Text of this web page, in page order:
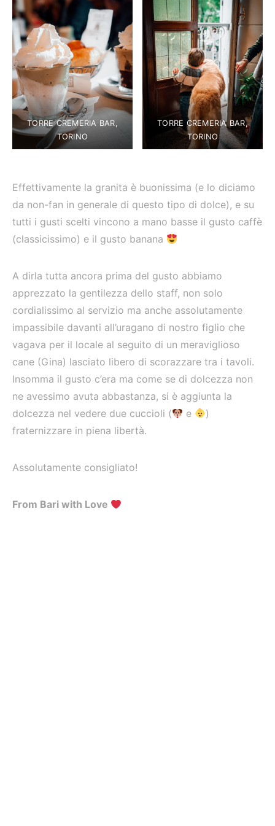
TORRE CREMERIA BAR,
TORINO
TORRE CREMERIA BAR,
TORINO
Effettivamente la granita è buonissima (e lo diciamo
da non-fan in generale di questo tipo di dolce), e su
tutti i gusti scelti vincono a mano basse il gusto caffè
(classicissimo) e il gusto banana
A dirla tutta ancora prima del gusto abbiamo
apprezzato la gentilezza dello staff, non solo
cordialissimo al servizio ma anche assolutamente
impassibile davanti all’uragano di nostro figlio che
vagava per il locale al seguito di un meraviglioso
cane (Gina) lasciato libero di scorazzare tra i tavoli.
Insomma il gusto c’era ma come se di dolcezza non
ne avessimo avuta abbastanza, si è aggiunta la
dolcezza nel vedere due cuccioli (
e
)
fraternizzare in piena libertà.
Assolutamente consigliato!
From Bari with Love